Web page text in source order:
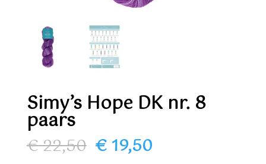
Simy’s Hope DK nr. 8
paars
€22,50 Oorspronkelijke
€19,50Huidige